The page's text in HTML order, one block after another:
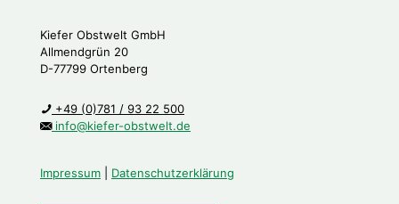
Kiefer Obstwelt GmbH
Allmendgrün 20
D-77799 Ortenberg
+49 (0)781 / 93 22 500
info@kiefer-obstwelt.de
Impressum Datenschutzerklärung